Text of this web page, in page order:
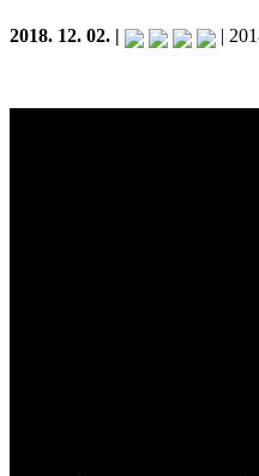
2018. 12. 02. | |